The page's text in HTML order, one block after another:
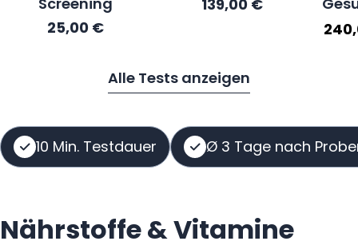
Regulärer
Preis
25,00 €
Preis
Alle Tests anzeigen
10 Min. Testdauer Ø 3 Tage nach
Nährstoffe & Vitamine